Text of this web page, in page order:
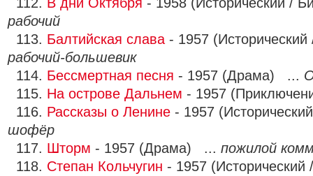
рабочий
113. Балтийская слава - 1957
рабочий-большевик
114. Бессмертная песня - 1957 (Драма) ...
115. На острове Дальнем - 1957
116. Рассказы о Ленине - 1957
шофёр
117. Шторм - 1957 (Драма) ... пожилой
118. Степан Кольчугин - 1957